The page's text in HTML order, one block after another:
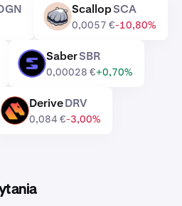
SCA ScallopSCA
0,0057 €-10,80%
SBR SaberSBR
0,00028 €+0,70%
DRV DeriveDRV
0,084 €-3,00%